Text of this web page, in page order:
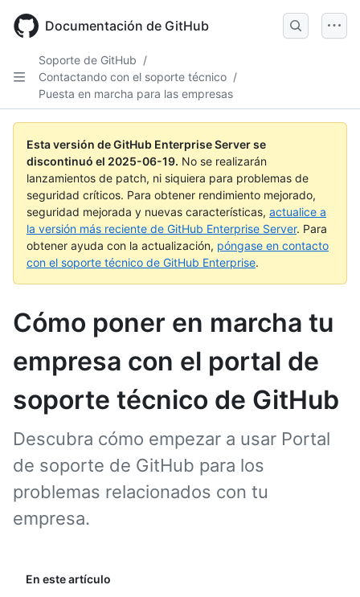
main
Documentación de GitHub
Soporte de GitHub /
Contactando con el soporte técnico /
Puesta en marcha para las empresas
Esta versión de GitHub Enterprise Server se
discontinuó el 2025-06-19. No se realizarán
lanzamientos de patch, ni siquiera para problemas de
seguridad críticos. Para obtener rendimiento mejorado,
seguridad mejorada y nuevas características, actualice a
la versión más reciente de GitHub Enterprise Server. Para
obtener ayuda con la actualización, póngase en contacto
con el soporte técnico de GitHub Enterprise.
Cómo poner en marcha tu
empresa con el portal de
soporte técnico de GitHub
Descubra cómo empezar a usar Portal
de soporte de GitHub para los
problemas relacionados con tu
empresa.
En este artículo